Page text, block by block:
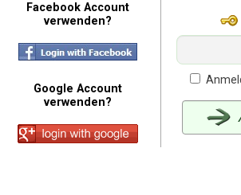
Facebook Account
verwenden?
Google Account
verwenden?